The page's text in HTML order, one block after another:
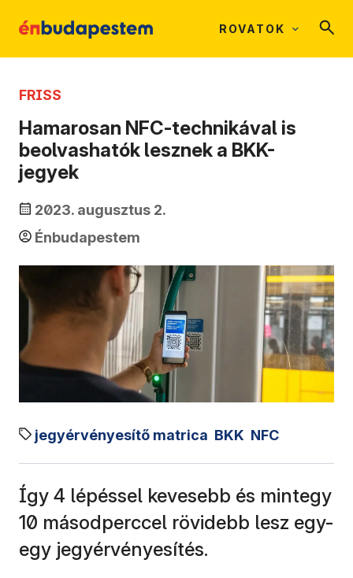
ROVATOK
FRISS
Hamarosan NFC-technikával is
beolvashatók lesznek a BKK-
jegyek
2023. augusztus 2.
Énbudapestem
jegyérvényesítő matrica BKK NFC
Így 4 lépéssel kevesebb és mintegy
10 másodperccel rövidebb lesz egy-
egy jegyérvényesítés.